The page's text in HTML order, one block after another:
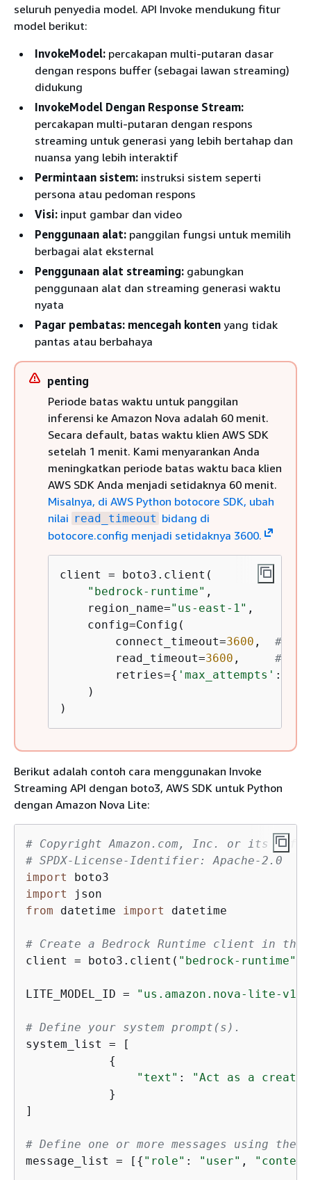
seluruh penyedia model. API Invoke mendukung fitur
model berikut:
InvokeModel: percakapan multi-putaran dasar
dengan respons buffer (sebagai lawan streaming)
didukung
InvokeModel Dengan Response Stream:
percakapan multi-putaran dengan respons
streaming untuk generasi yang lebih bertahap dan
nuansa yang lebih interaktif
Permintaan sistem: instruksi sistem seperti
persona atau pedoman respons
Visi: input gambar dan video
Penggunaan alat: panggilan fungsi untuk memilih
berbagai alat eksternal
Penggunaan alat streaming: gabungkan
penggunaan alat dan streaming generasi waktu
nyata
Pagar pembatas: mencegah konten yang tidak
pantas atau berbahaya
penting
Periode batas waktu untuk panggilan
inferensi ke Amazon Nova adalah 60 menit.
Secara default, batas waktu klien AWS SDK
setelah 1 menit. Kami menyarankan Anda
meningkatkan periode batas waktu baca klien
AWS SDK Anda menjadi setidaknya 60 menit.
Misalnya, di AWS Python botocore SDK, ubah
nilai read_timeout bidang di
botocore.config menjadi setidaknya 3600.
client = boto3.client(
"bedrock-runtime" ,
    region_name=
"us-east-1" ,
    config=Config(
        connect_timeout=
3600 , # 60
        read_timeout=
3600 , # 60
        retries=
{ 'max_attempts' :
    )
)
Berikut adalah contoh cara menggunakan Invoke
Streaming API dengan boto3, AWS SDK untuk Python
dengan Amazon Nova Lite:
# Copyright Amazon.com, Inc. or its
# SPDX-License-Identifier: Apache-2.0
import
import
from datetime import datetime
# Create a Bedrock Runtime client in the
client = boto3.client( "bedrock-runtime"
LITE_MODEL_ID = "us.amazon.nova-lite-
# Define your system prompt(s).
system_list = [
{
"text" :
"Act as a
            }
]
# Define one or more messages using
message_list = [ { "role" : "user" ,